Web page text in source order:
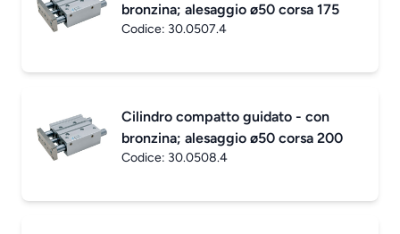
bronzina; alesaggio ø50 corsa 175
Codice: 30.0507.4
Cilindro compatto guidato - con
bronzina; alesaggio ø50 corsa 200
Codice: 30.0508.4